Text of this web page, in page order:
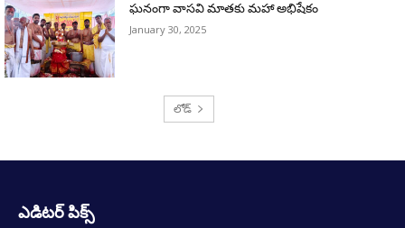
ఘనంగా వాసవి మాతకు మహా అభిషేకం
January 30, 2025
లోడ్
ఎడిటర్ పిక్స్